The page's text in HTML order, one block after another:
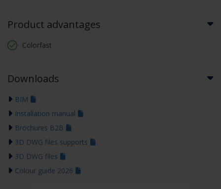
Product advantages
Colorfast
Downloads
BIM
Installation manual
Brochures B2B
3D DWG files supports
3D DWG files
Colour guide 2026